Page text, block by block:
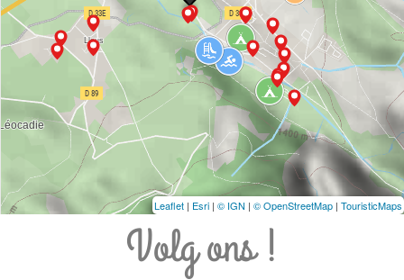
Leaflet | Esri | © IGN | © OpenStreetMap | TouristicMaps
Volg ons !